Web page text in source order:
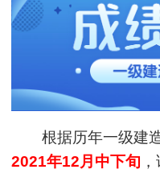
根据历年一级建
2021年12月中下旬